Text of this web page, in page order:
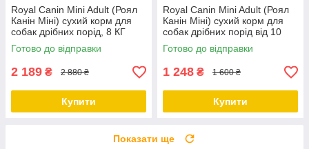
Royal Canin Mini Adult (Роял
Канін Міні) сухий корм для
собак дрібних порід, 8 КГ
Готово до відправки
2 189 ₴ 2 880 ₴
Купити
Royal Canin Mini Adult (Роял
Канін Міні) сухий корм для
собак дрібних порід від 10
місяців, 4КГ
Готово до відправки
1 248 ₴ 1 600 ₴
Купити
Показати ще